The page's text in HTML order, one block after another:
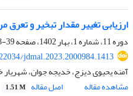
ارزیابی تغییر مقدار تبخیر و
دوره 11، شماره 1، بهار 1402، صفحه
39-58
jdmal.2023.2000984.1413
آمنه یحیوی دیزج، خدیجه جوان، شهریار
مشاهده مقاله
اصل مقاله 1.51 M